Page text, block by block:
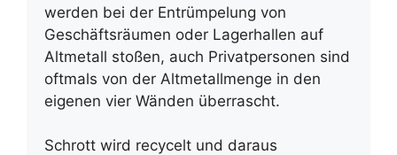
werden bei der Entrümpelung von
Geschäftsräumen oder Lagerhallen auf
Altmetall stoßen, auch Privatpersonen sind
oftmals von der Altmetallmenge in den
eigenen vier Wänden überrascht.
Schrott wird recycelt und daraus